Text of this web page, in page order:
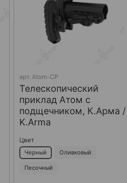
арт. Atom-CP
Телескопический
приклад Атом с
подщечником, К.Арма /
K.Arma
Цвет
Черный Оливковый
Песочный